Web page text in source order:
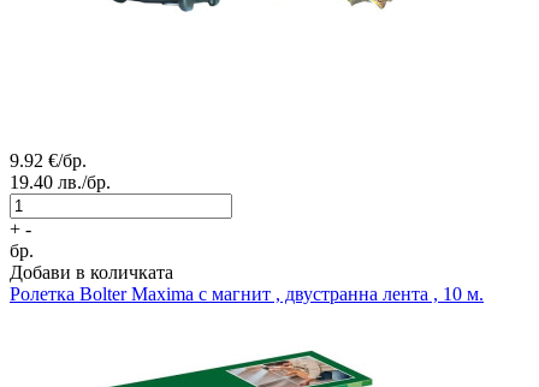
9.92 €/бр.
19.40 лв./бр.
+ -
бр.
Добави в количката
Ролетка Bolter Maxima с магнит , двустранна лента , 10 м.